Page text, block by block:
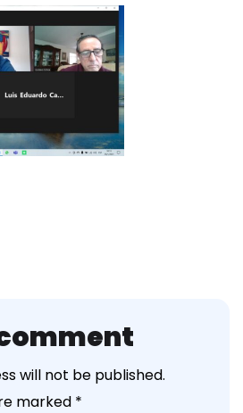
will not be published.
marked *